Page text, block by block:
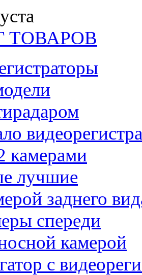
ТОВАРОВ
камерами
лучшие
заднего
спереди
камерой
с